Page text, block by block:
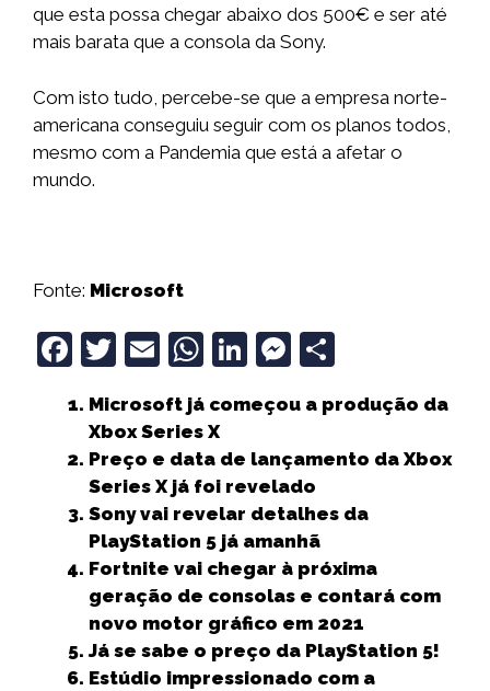
que esta possa chegar abaixo dos 500€ e ser até
mais barata que a consola da Sony.
Com isto tudo, percebe-se que a empresa norte-
americana conseguiu seguir com os planos todos,
mesmo com a Pandemia que está a afetar o
mundo.
Fonte: Microsoft
F
c
e
b
o
o
k
T
it
t
e
r
E
ai
l
W
a
ts
A
p
p
Li
k
e
dI
n
M
ss
e
n
g
e
r
a
r
Microsoft já começou a produção da
Xbox Series X
Preço e data de lançamento da Xbox
Series X já foi revelado
Sony vai revelar detalhes da
PlayStation 5 já amanhã
Fortnite vai chegar à próxima
geração de consolas e contará com
novo motor gráfico em 2021
Já se sabe o preço da PlayStation 5!
Estúdio impressionado com a